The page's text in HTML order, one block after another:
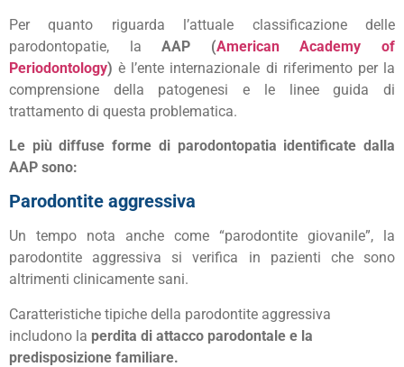
Per quanto riguarda l’attuale classificazione delle
parodontopatie, laAAP (American Academy of
Periodontology) è l’ente internazionale di riferimento per la
comprensione della patogenesi e le linee guida di
trattamento di questa problematica.
Le più diffuse forme di parodontopatia identificate dalla
AAP sono:
Parodontite aggressiva
Un tempo nota anche come “parodontite giovanile”, la
parodontite aggressiva si verifica in pazienti che sono
altrimenti clinicamente sani.
Caratteristiche tipiche della parodontite aggressiva
includono la perdita di attacco parodontale e la
predisposizione familiare.